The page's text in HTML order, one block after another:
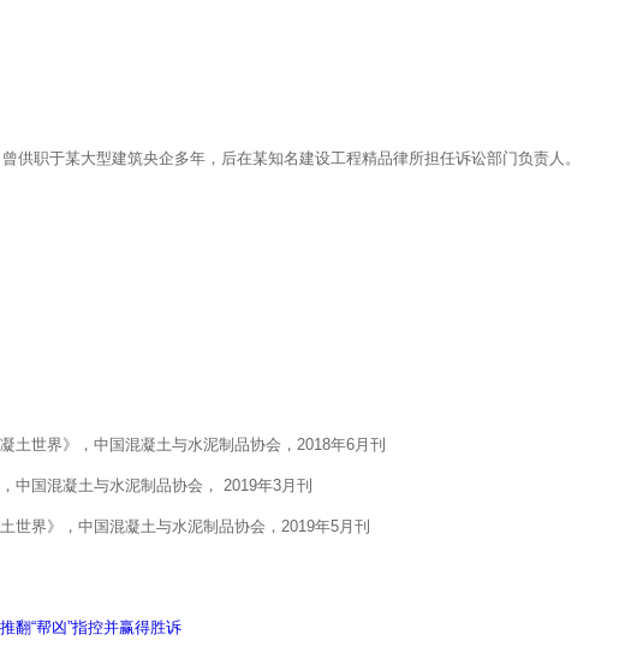
供职于某大型建筑央企多年，后在某知名建设工程精品律所担任诉讼部门负责人。
世界》，中国混凝土与水泥制品协会，2018年6月刊
中国混凝土与水泥制品协会， 2019年3月刊
界》，中国混凝土与水泥制品协会，2019年5月刊
翻“帮凶”指控并赢得胜诉